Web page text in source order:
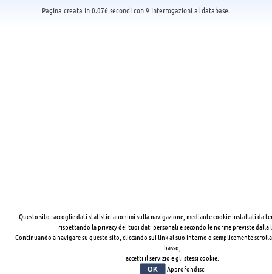
Pagina creata in 0.076 secondi con 9 interrogazioni al database.
Questo sito raccoglie dati statistici anonimi sulla navigazione, mediante cookie installati da
rispettando la privacy dei tuoi dati personali e secondo le norme previste dalla
Continuando a navigare su questo sito, cliccando sui link al suo interno o semplicemente
basso,
accetti il servizio e gli stessi cookie.
OK Approfondisci